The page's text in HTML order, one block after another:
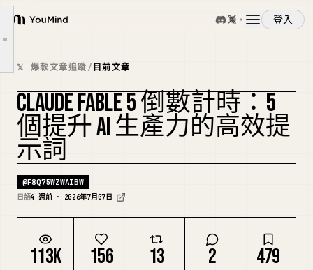
YouMind
登入
概覽
使用案例
技能
提示詞
❶ 一定要和結果爭論至少一次。
❸ 一定要把交付物存成檔案或放進專案。
與 Taro 的副業 | 開放聊天室 |
𝕏 爆款文章追蹤/ 目前文章
複刻封面
CLAUDE FABLE 5 倒數計時：5
個提升 AI 生產力的高效提
示詞
@F8Q75WZWAIBW
日語4 週前 · 2026年7月07日
113K 156 13 2 479